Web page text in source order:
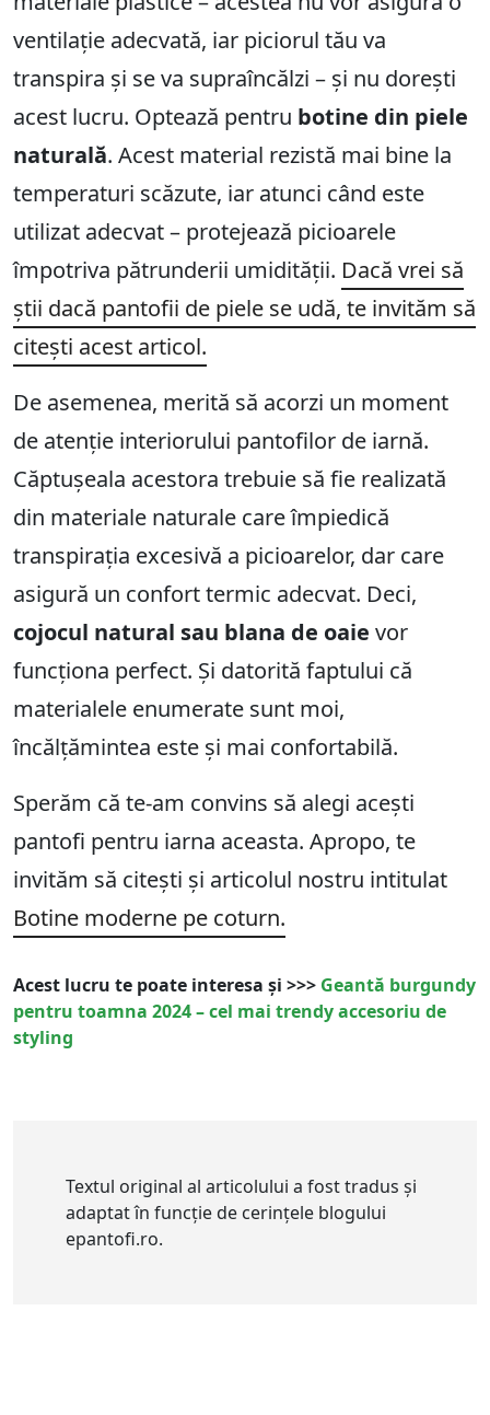
ventilație adecvată, iar piciorul tău va
transpira și se va supraîncălzi – și nu dorești
acest lucru. Optează pentru botine din piele
naturală. Acest material rezistă mai bine la
temperaturi scăzute, iar atunci când este
utilizat adecvat – protejează picioarele
împotriva pătrunderii umidității. Dacă vrei să
știi dacă pantofii de piele se udă, te invităm să
citești acest articol.
De asemenea, merită să acorzi un moment
de atenție interiorului pantofilor de iarnă.
Căptușeala acestora trebuie să fie realizată
din materiale naturale care împiedică
transpirația excesivă a picioarelor, dar care
asigură un confort termic adecvat. Deci,
cojocul natural sau blana de oaie vor
funcționa perfect. Și datorită faptului că
materialele enumerate sunt moi,
încălțămintea este și mai confortabilă.
Sperăm că te-am convins să alegi acești
pantofi pentru iarna aceasta. Apropo, te
invităm să citești și articolul nostru intitulat
Botine moderne pe coturn.
Acest lucru te poate interesa și >>> Geantă burgundy
pentru toamna 2024 – cel mai trendy accesoriu de
styling
Textul original al articolului a fost tradus și
adaptat în funcție de cerințele blogului
epantofi.ro.